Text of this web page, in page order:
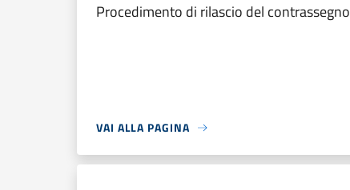
Procedimento di rilascio del contrassegno
VAI ALLA PAGINA